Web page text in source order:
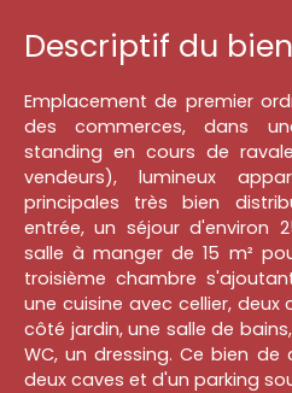
Descriptif du bien
Emplacement de premier
des commerces, dans
standing en cours de
vendeurs), lumineux
principales très bien
entrée, un séjour d'environ
salle à manger de 15 m²
troisième chambre
une cuisine avec cellier,
côté jardin, une salle de
WC, un dressing. Ce bien
deux caves et d'un parking